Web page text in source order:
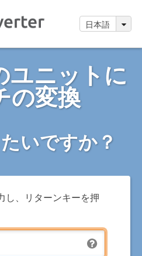
日本語
ユニットに
の変換
いですか？
し、リターンキーを押